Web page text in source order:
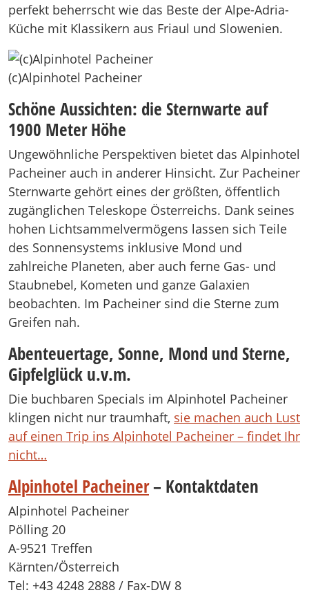
perfekt beherrscht wie das Beste der Alpe-Adria-
Küche mit Klassikern aus Friaul und Slowenien.
(c)Alpinhotel Pacheiner
Schöne Aussichten: die Sternwarte auf
1900 Meter Höhe
Ungewöhnliche Perspektiven bietet das Alpinhotel
Pacheiner auch in anderer Hinsicht. Zur Pacheiner
Sternwarte gehört eines der größten, öffentlich
zugänglichen Teleskope Österreichs. Dank seines
hohen Lichtsammelvermögens lassen sich Teile
des Sonnensystems inklusive Mond und
zahlreiche Planeten, aber auch ferne Gas- und
Staubnebel, Kometen und ganze Galaxien
beobachten. Im Pacheiner sind die Sterne zum
Greifen nah.
Abenteuertage, Sonne, Mond und Sterne,
Gipfelglück u.v.m.
Die buchbaren Specials im Alpinhotel Pacheiner
klingen nicht nur traumhaft, sie machen auch Lust
auf einen Trip ins Alpinhotel Pacheiner – findet Ihr
nicht…
Alpinhotel Pacheiner– Kontaktdaten
Alpinhotel Pacheiner
Pölling 20
A-9521 Treffen
Kärnten/Österreich
Tel: +43 4248 2888 / Fax-DW 8